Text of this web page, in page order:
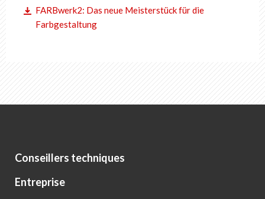
FARBwerk2: Das neue Meisterstück für die
Farbgestaltung
Conseillers techniques
Entreprise